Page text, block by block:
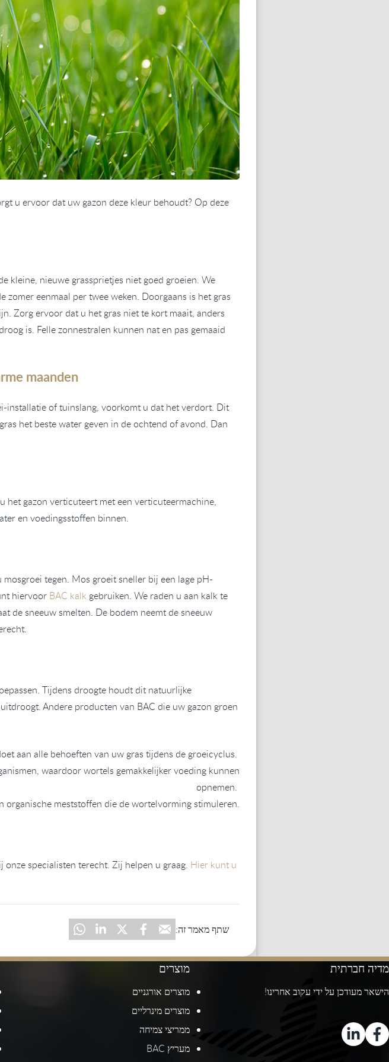
u ervoor dat uw gazon deze kleur behoudt? Op deze
kleine, nieuwe grassprietjes niet goed groeien. We
eenmaal per twee weken. Doorgaans is het gras
Zorg ervoor dat u het gras niet te kort maait, anders
is. Felle zonnestralen kunnen nat en pas gemaaid
maanden
installatie of tuinslang, voorkomt u dat het verdort. Dit
het beste water geven in de ochtend of avond. Dan
het gazon verticuteert met een verticuteermachine,
en voedingsstoffen binnen.
tegen. Mos groeit sneller bij een lage pH-
hiervoor BAC kalk gebruiken. We raden u aan kalk te
de sneeuw smelten. De bodem neemt de sneeuw
Tijdens droogte houdt dit natuurlijke
Andere producten van BAC die uw gazon groen
aan alle behoeften van uw gras tijdens de groeicyclus.
waardoor wortels gemakkelijker voeding kunnen
opnemen.
organische meststoffen die de wortelvorming stimuleren.
specialisten terecht. Zij helpen u graag. Hier kunt u
שתף מאמר זה:
מדיה חברתית
הישאר מעודכן על ידי עקוב אחרינו!
מוצרים
מוצרים אורגניים
מוצרים מינרליים
ממריצי צמיחה
מעריץ BAC